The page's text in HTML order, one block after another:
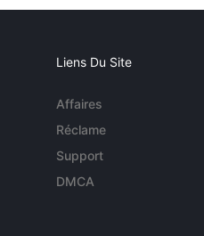
Liens Du Site
Affaires
Réclame
Support
DMCA